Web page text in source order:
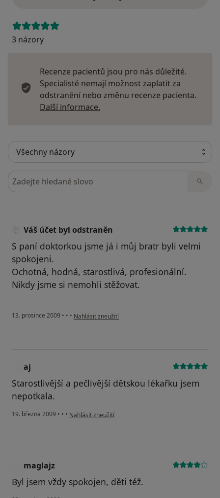
3 názory
Recenze pacientů jsou pro nás důležité.
Specialisté nemají možnost zaplatit za
odstranění nebo změnu recenze pacienta.
Další informace.
Hledejte v názorech
Váš účet byl odstraněn
S paní doktorkou jsme já i můj bratr byli velmi
spokojeni.
Ochotná, hodná, starostlivá, profesionální.
Nikdy jsme si nemohli stěžovat.
13. prosince 2009 • • • podle názoru uživatele Váš účet byl odstraněn
Nahlásit zneužití
aj
Starostlivější a pečlivější dětskou lékařku jsem
nepotkala.
19. března 2009 • • • podle názoru uživatele aj
Nahlásit zneužití
maglajz
Byl jsem vždy spokojen, děti též.